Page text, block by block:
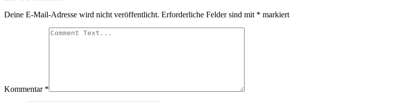
Deine E-Mail-Adresse wird nicht veröffentlicht. Erforderliche Felder sind mit * markiert
Kommentar *